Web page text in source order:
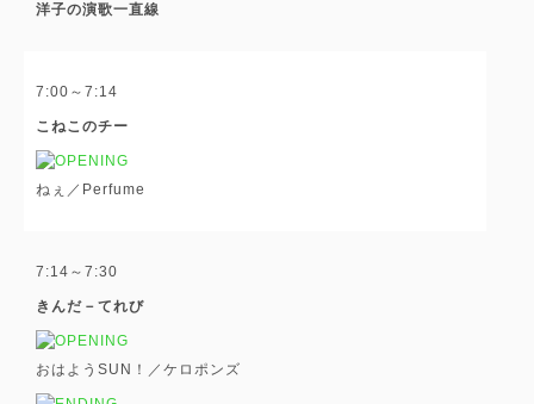
洋子の演歌一直線
7:00～7:14
こねこのチー
ねぇ／Perfume
7:14～7:30
きんだ－てれび
おはようSUN！／ケロポンズ